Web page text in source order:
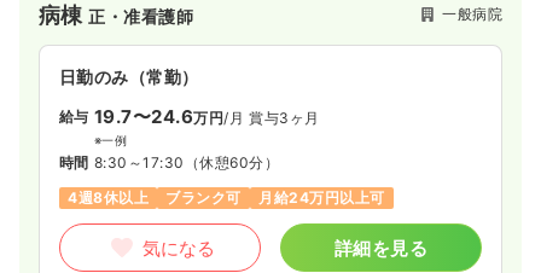
※一例
8:45～17:15
気になる 詳細を見る
います。また、民間病院として県内で唯一「PET/CTがん」検診
設備が整っているなど、診療体制も充実している病院です。
病棟正・准看護師 一般病院
日勤のみ（常勤）
給与 19.7〜24.6万円/月 賞与3ヶ月
※一例
時間 8:30～17:30 （休憩60分）
4週8休以上
ブランク可 月給24万円以上可
気になる 詳細を見る